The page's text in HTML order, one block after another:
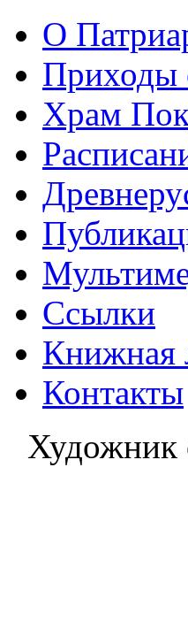
О
Приходы
Храм
Ссылки
Книжная
Контакты